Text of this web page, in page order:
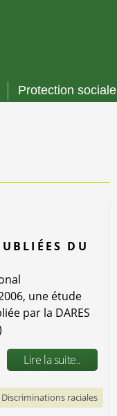
Protection sociale
DU
une étude
par la DARES
Lire la suite..
Discriminations raciales